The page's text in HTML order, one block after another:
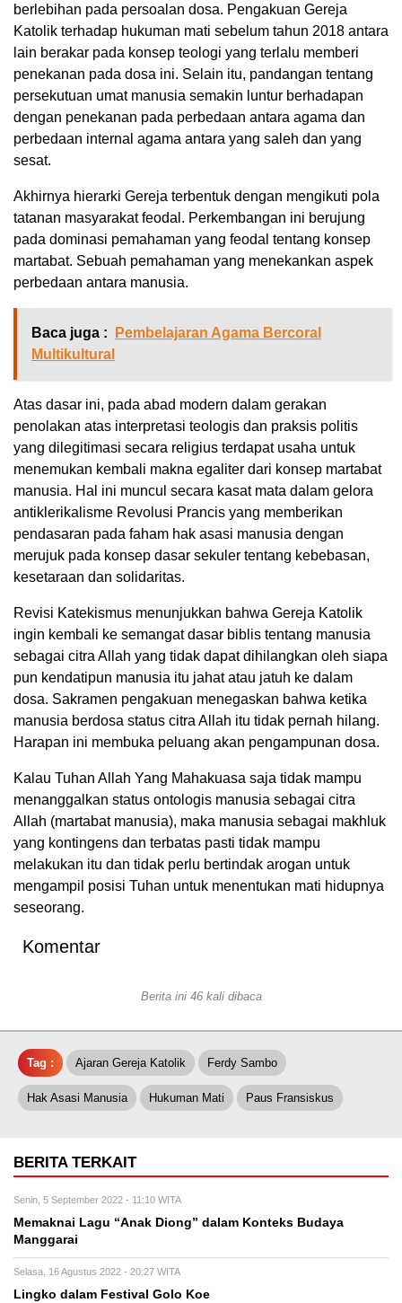
berlebihan pada persoalan dosa. Pengakuan Gereja
Katolik terhadap hukuman mati sebelum tahun 2018 antara
lain berakar pada konsep teologi yang terlalu memberi
penekanan pada dosa ini. Selain itu, pandangan tentang
persekutuan umat manusia semakin luntur berhadapan
dengan penekanan pada perbedaan antara agama dan
perbedaan internal agama antara yang saleh dan yang
sesat.
Akhirnya hierarki Gereja terbentuk dengan mengikuti pola
tatanan masyarakat feodal. Perkembangan ini berujung
pada dominasi pemahaman yang feodal tentang konsep
martabat. Sebuah pemahaman yang menekankan aspek
perbedaan antara manusia.
Baca juga :
Pembelajaran Agama Bercoral
Multikultural
Atas dasar ini, pada abad modern dalam gerakan
penolakan atas interpretasi teologis dan praksis politis
yang dilegitimasi secara religius terdapat usaha untuk
menemukan kembali makna egaliter dari konsep martabat
manusia. Hal ini muncul secara kasat mata dalam gelora
antiklerikalisme Revolusi Prancis yang memberikan
pendasaran pada faham hak asasi manusia dengan
merujuk pada konsep dasar sekuler tentang kebebasan,
kesetaraan dan solidaritas.
Revisi Katekismus menunjukkan bahwa Gereja Katolik
ingin kembali ke semangat dasar biblis tentang manusia
sebagai citra Allah yang tidak dapat dihilangkan oleh siapa
pun kendatipun manusia itu jahat atau jatuh ke dalam
dosa. Sakramen pengakuan menegaskan bahwa ketika
manusia berdosa status citra Allah itu tidak pernah hilang.
Harapan ini membuka peluang akan pengampunan dosa.
Kalau Tuhan Allah Yang Mahakuasa saja tidak mampu
menanggalkan status ontologis manusia sebagai citra
Allah (martabat manusia), maka manusia sebagai makhluk
yang kontingens dan terbatas pasti tidak mampu
melakukan itu dan tidak perlu bertindak arogan untuk
mengampil posisi Tuhan untuk menentukan mati hidupnya
seseorang.
Komentar
Berita ini 46 kali dibaca
Tag : Ajaran Gereja Katolik Ferdy Sambo
Hak Asasi Manusia Hukuman Mati Paus Fransiskus
BERITA TERKAIT
Senin, 5 September 2022 - 11:10 WITA
Memaknai Lagu “Anak Diong” dalam Konteks Budaya
Manggarai
Selasa, 16 Agustus 2022 - 20:27 WITA
Lingko dalam Festival Golo Koe